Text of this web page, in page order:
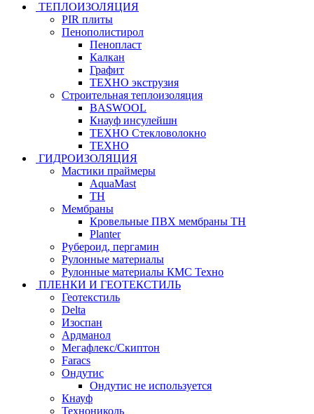
ТЕПЛОИЗОЛЯЦИЯ
PIR плиты
Пенополистирол
Пенопласт
Калкан
Графит
ТЕХНО экструзия
Строительная теплоизоляция
BASWOOL
Кнауф инсулейшн
ТЕХНО Стекловолокно
ТЕХНО
ГИДРОИЗОЛЯЦИЯ
Мастики праймеры
AquaMast
ТН
Мембраны
Кровельные ПВХ мембраны ТН
Planter
Рубероид, пергамин
Рулонные материалы
Рулонные материалы КМС Техно
ПЛЕНКИ И ГЕОТЕКСТИЛЬ
Геотекстиль
Delta
Изоспан
Ардманол
Мегафлекс/Скиптон
Faracs
Ондутис
Ондутис не используется
Кнауф
Технониколь